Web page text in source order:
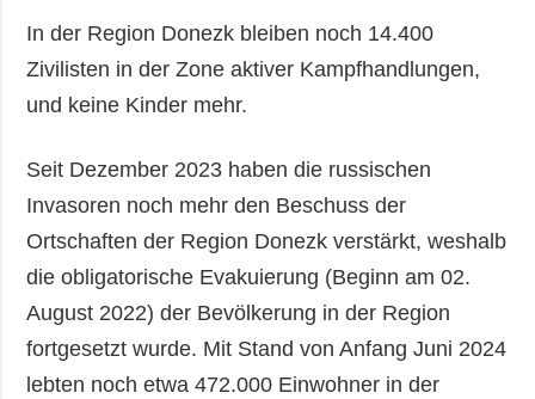
In der Region Donezk bleiben noch 14.400
Zivilisten in der Zone aktiver Kampfhandlungen,
und keine Kinder mehr.
Seit Dezember 2023 haben die russischen
Invasoren noch mehr den Beschuss der
Ortschaften der Region Donezk verstärkt, weshalb
die obligatorische Evakuierung (Beginn am 02.
August 2022) der Bevölkerung in der Region
fortgesetzt wurde. Mit Stand von Anfang Juni 2024
lebten noch etwa 472.000 Einwohner in der